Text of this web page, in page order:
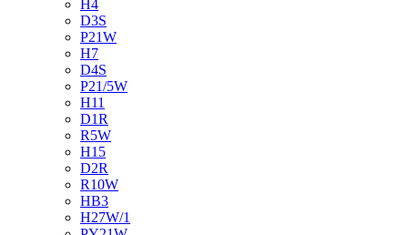
H4
D3S
P21W
H7
D4S
P21/5W
H11
D1R
R5W
H15
D2R
R10W
HB3
H27W/1